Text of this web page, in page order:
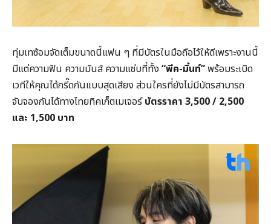
ทุ่มเทซ้อมจัดเต็มขนาดนี้แฟน ๆ ที่มีบัตรในมือถือไว้ให้ดีเพราะงานนี้
มีแต่ความฟิน ความมันส์ ความแซ่บที่ทั้ง “พีค-มิ้นท์”พร้อมระเบิด
เวทีให้คุณได้กรี๊ดกันแบบสุดเสียง ส่วนใครที่ยังไม่มีบัตรสามารถ
จับจองกันได้ทางไทยทิคเก็ตเมเจอร์บัตรราคา 3,500 / 2,500
และ 1,500 บาท